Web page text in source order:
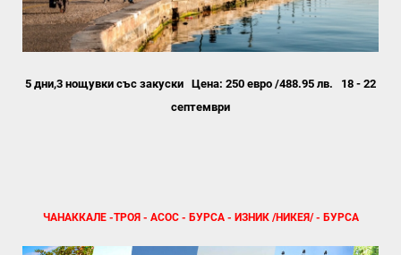
5 дни,3 нощувки със закуски Цена: 250 евро /488.95 лв.
18 - 22
септември
ЧАНАККАЛЕ -ТРОЯ - АСОС - БУРСА - ИЗНИК /НИКЕЯ/ - БУРСА